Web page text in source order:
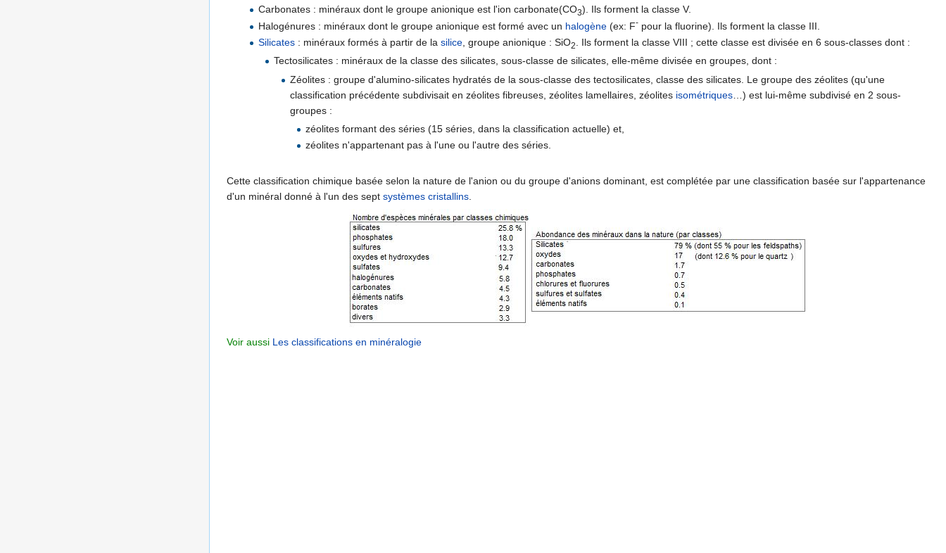
Carbonates : minéraux dont le groupe anionique est l'ion carbonate(CO3). Ils forment la classe V.
Halogénures : minéraux dont le groupe anionique est formé avec un halogène(ex: F-pour la fluorine). Ils forment la classe III.
Silicates: minéraux formés à partir de la silice, groupe anionique : SiO2
. Ils forment la classe VIII ; cette classe est divisée en 6 sous-classes dont :
Tectosilicates : minéraux de la classe des silicates, sous-classe de silicates, elle-même divisée en groupes, dont :
Zéolites : groupe d'alumino-silicates hydratés de la sous-classe des tectosilicates, classe des silicates. Le groupe des zéolites (qu'une
classification précédente subdivisait en zéolites fibreuses, zéolites lamellaires, zéolites isométriques…) est lui-même subdivisé en 2 sous-
groupes :
zéolites formant des séries (15 séries, dans la classification actuelle) et,
zéolites n'appartenant pas à l'une ou l'autre des séries.
Cette classification chimique basée selon la nature de l'anion ou du groupe d'anions dominant, est complétée par une classification basée sur l'appartenance
d'un minéral donné à l'un des sept systèmes cristallins
Voir aussi Les classifications en minéralogie